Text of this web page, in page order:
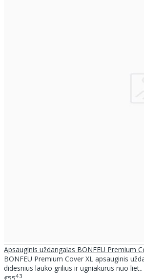
Apsauginis uždangalas BONFEU Premium
BONFEU Premium Cover XL apsauginis
didesnius lauko grilius ir ugniakurus nuo liet..
43